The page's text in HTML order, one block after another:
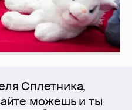
Сплетника,
можешь и ты